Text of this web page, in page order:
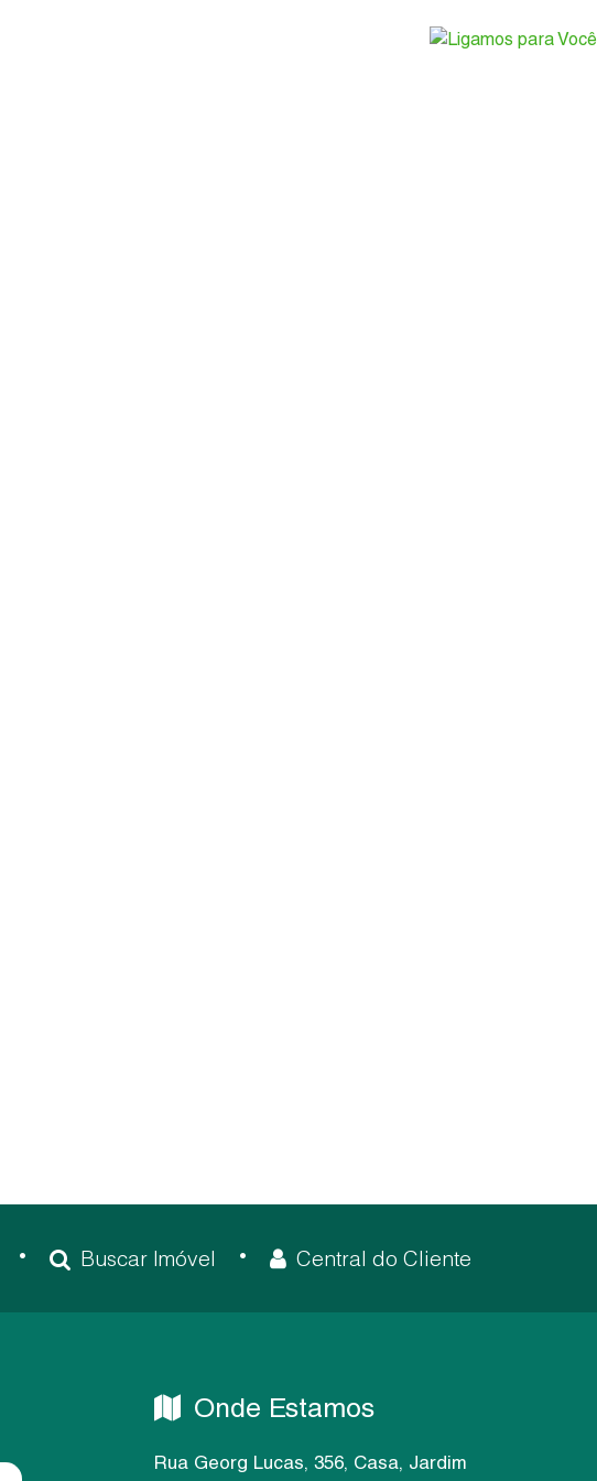
Buscar Imóvel Central do Cliente
Onde Estamos
Rua Georg Lucas, 356, Casa, Jardim